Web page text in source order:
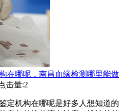
在哪呢，南昌血缘检测哪里能做
击量:2
定机构在哪呢是好多人想知道的